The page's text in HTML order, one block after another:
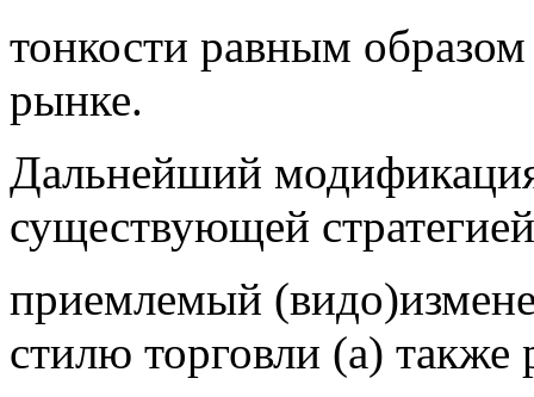
тонкости равным
рынке.
Дальнейший
существующей
приемлемый
стилю торговли (а) также